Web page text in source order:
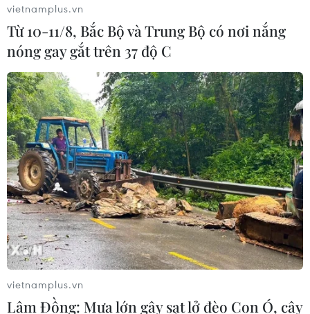
TIN CÙNG CHUYÊN MỤC
Những giấc mơ bay cất cánh từ
vietnamplus.vn
Từ 10-11/8, Bắc Bộ và Trung Bộ có nơi nắng
nóng gay gắt trên 37 độ C
vietnamplus.vn
Lâm Đồng: Mưa lớn gây sạt lở đèo Con Ó, cây